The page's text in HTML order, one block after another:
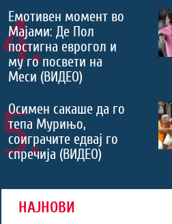
4.
Емотивен момент во
Мајами: Де Пол
постигна еврогол и
му го посвети на
Меси (ВИДЕО)
5.
Осимен сакаше да го
тепа Мурињо,
соиграчите едвај го
спречија (ВИДЕО)
НАЈНОВИ